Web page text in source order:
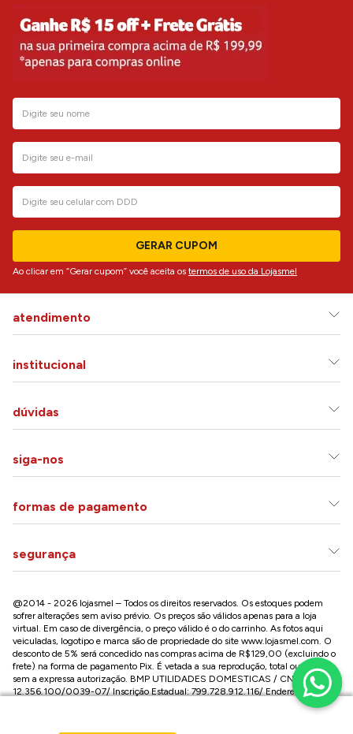
GERAR CUPOM
Ao clicar em “Gerar cupom” você aceita os termos de uso da Lojasmel
atendimento
institucional
dúvidas
siga-nos
formas de pagamento
segurança
@2014 - 2026 lojasmel – Todos os direitos reservados. Os estoques podem
sofrer alterações sem aviso prévio. Os preços são válidos apenas para a loja
virtual. Em caso de divergência, o preço válido é o do carrinho. As fotos aqui
veiculadas, logotipo e marca são de propriedade do site www.lojasmel.com. O
desconto de 5% será concedido nas compras acima de R$129,00 (excluindo o
frete) na forma de pagamento Pix. É vetada a sua reprodução, total ou parcial,
sem a expressa autorização. BMP UTILIDADES DOMESTICAS / CNPJ:
12.356.100/0039-07/ Inscrição Estadual: 799.728.912.116/ Endereço: R José
Versolato,101 , Centro – São Bernardo do Campo - SP CEP: 09750-730